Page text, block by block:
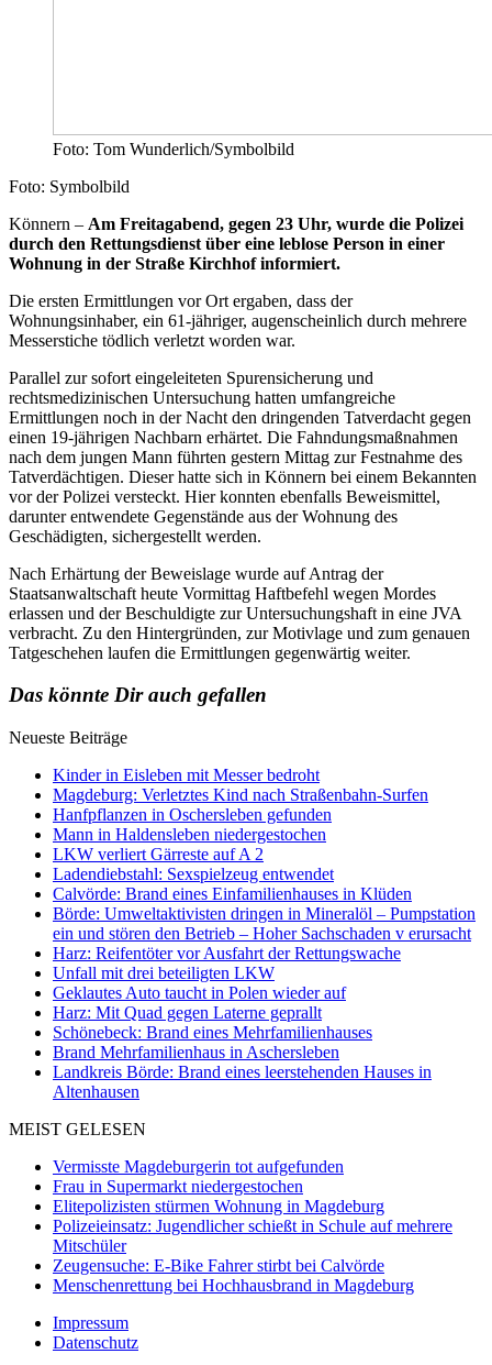
Foto: Tom Wunderlich/Symbolbild
Foto: Symbolbild
Könnern – Am Freitagabend, gegen 23 Uhr, wurde die Polizei
durch den Rettungsdienst über eine leblose Person in einer
Wohnung in der Straße Kirchhof informiert.
Die ersten Ermittlungen vor Ort ergaben, dass der
Wohnungsinhaber, ein 61-jähriger, augenscheinlich durch mehrere
Messerstiche tödlich verletzt worden war.
Parallel zur sofort eingeleiteten Spurensicherung und
rechtsmedizinischen Untersuchung hatten umfangreiche
Ermittlungen noch in der Nacht den dringenden Tatverdacht gegen
einen 19-jährigen Nachbarn erhärtet. Die Fahndungsmaßnahmen
nach dem jungen Mann führten gestern Mittag zur Festnahme des
Tatverdächtigen. Dieser hatte sich in Könnern bei einem Bekannten
vor der Polizei versteckt. Hier konnten ebenfalls Beweismittel,
darunter entwendete Gegenstände aus der Wohnung des
Geschädigten, sichergestellt werden.
Nach Erhärtung der Beweislage wurde auf Antrag der
Staatsanwaltschaft heute Vormittag Haftbefehl wegen Mordes
erlassen und der Beschuldigte zur Untersuchungshaft in eine JVA
verbracht. Zu den Hintergründen, zur Motivlage und zum genauen
Tatgeschehen laufen die Ermittlungen gegenwärtig weiter.
Das könnte Dir auch gefallen
Neueste Beiträge
Kinder in Eisleben mit Messer bedroht
Magdeburg: Verletztes Kind nach Straßenbahn-Surfen
Hanfpflanzen in Oschersleben gefunden
Mann in Haldensleben niedergestochen
LKW verliert Gärreste auf A 2
Ladendiebstahl: Sexspielzeug entwendet
Calvörde: Brand eines Einfamilienhauses in Klüden
Börde: Umweltaktivisten dringen in Mineralöl – Pumpstation
ein und stören den Betrieb – Hoher Sachschaden v erursacht
Harz: Reifentöter vor Ausfahrt der Rettungswache
Unfall mit drei beteiligten LKW
Geklautes Auto taucht in Polen wieder auf
Harz: Mit Quad gegen Laterne geprallt
Schönebeck: Brand eines Mehrfamilienhauses
Brand Mehrfamilienhaus in Aschersleben
Landkreis Börde: Brand eines leerstehenden Hauses in
Altenhausen
MEIST GELESEN
Vermisste Magdeburgerin tot aufgefunden
Frau in Supermarkt niedergestochen
Elitepolizisten stürmen Wohnung in Magdeburg
Polizeieinsatz: Jugendlicher schießt in Schule auf mehrere
Mitschüler
Zeugensuche: E-Bike Fahrer stirbt bei Calvörde
Menschenrettung bei Hochhausbrand in Magdeburg
Impressum
Datenschutz